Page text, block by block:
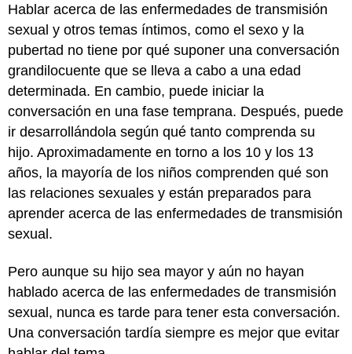
Hablar acerca de las enfermedades de transmisión
sexual y otros temas íntimos, como el sexo y la
pubertad no tiene por qué suponer una conversación
grandilocuente que se lleva a cabo a una edad
determinada. En cambio, puede iniciar la
conversación en una fase temprana. Después, puede
ir desarrollándola según qué tanto comprenda su
hijo. Aproximadamente en torno a los 10 y los 13
años, la mayoría de los niños comprenden qué son
las relaciones sexuales y están preparados para
aprender acerca de las enfermedades de transmisión
sexual.
Pero aunque su hijo sea mayor y aún no hayan
hablado acerca de las enfermedades de transmisión
sexual, nunca es tarde para tener esta conversación.
Una conversación tardía siempre es mejor que evitar